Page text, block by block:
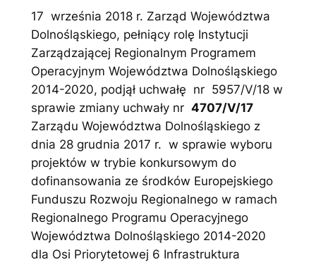
17 września 2018 r. Zarząd Województwa
Dolnośląskiego, pełniący rolę Instytucji
Zarządzającej Regionalnym Programem
Operacyjnym Województwa Dolnośląskiego
2014-2020, podjął uchwałę nr 5957/V/18 w
sprawie zmiany uchwały nr 4707/V/17
Zarządu Województwa Dolnośląskiego z
dnia 28 grudnia 2017 r. w sprawie wyboru
projektów w trybie konkursowym do
dofinansowania ze środków Europejskiego
Funduszu Rozwoju Regionalnego w ramach
Regionalnego Programu Operacyjnego
Województwa Dolnośląskiego 2014-2020
dla Osi Priorytetowej 6 Infrastruktura